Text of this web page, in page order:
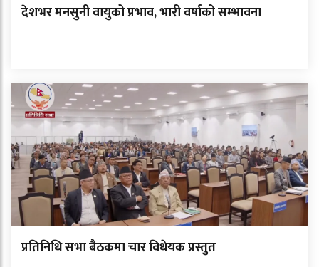
देशभर मनसुनी वायुको प्रभाव, भारी वर्षाको सम्भावना
प्रतिनिधि सभा बैठकमा चार विधेयक प्रस्तुत